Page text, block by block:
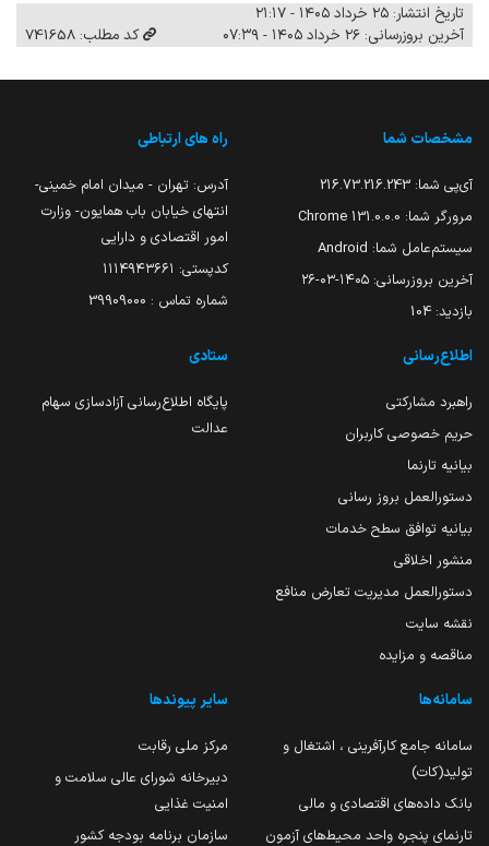
تاریخ انتشار: ۲۵ خرداد ۱۴۰۵ - ۲۱:۱۷
آخرین بروزرسانی: ۲۶ خرداد ۱۴۰۵ - ۰۷:۳۹
کد مطلب: 741658
مشخصات شما
آی‌پی شما: 216.73.216.243
مرورگر شما: 131.0.0.0 Chrome
سیستم‌عامل شما: Android
آخرین بروزرسانی: ۱۴۰۵-۰۳-۲۶
بازدید: 104
راه های ارتباطی
آدرس: تهران - میدان امام خمینی-
انتهای خیابان باب همایون- وزارت
امور اقتصادی و دارایی
کدپستی: ۱۱۱۴۹۴۳۶۶۱
شماره تماس : 39909000
اطلاع‌رسانی
راهبرد مشارکتی
حریم خصوصی کاربران
بیانیه تارنما
دستورالعمل بروز رسانی
بیانیه توافق سطح خدمات
منشور اخلاقی
دستورالعمل مدیریت تعارض منافع
نقشه سایت
مناقصه و مزایده
ستادی
پایگاه اطلاع‌رسانی آزادسازی سهام
عدالت
سامانه‌ها
سامانه جامع کارآفرینی ، اشتغال و
تولید(کات)
بانک داده‌های اقتصادی و مالی
تارنمای پنجره واحد محیط‌های آزمون
سایر پیوندها
مرکز ملی رقابت
دبیرخانه شورای عالی سلامت و
امنیت غذایی
سازمان برنامه بودجه کشور